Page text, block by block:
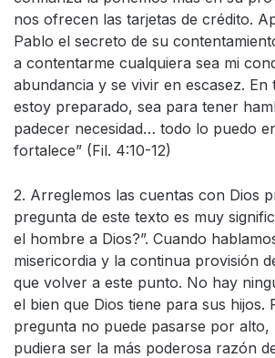
nos ofrecen las tarjetas de crédito.
Pablo el secreto de su
a contentarme cualquiera sea mi
abundancia y se vivir en escasez.
estoy preparado, sea para tener
padecer necesidad… todo lo puedo
fortalece” (Fil. 4:10-12)
2. Arreglemos las cuentas con Dios
pregunta de este texto es muy
el hombre a Dios?”. Cuando
misericordia y la continua provisión
que volver a este punto. No hay
el bien que Dios tiene para sus hijos.
pregunta no puede pasarse por alto,
pudiera ser la más poderosa razón